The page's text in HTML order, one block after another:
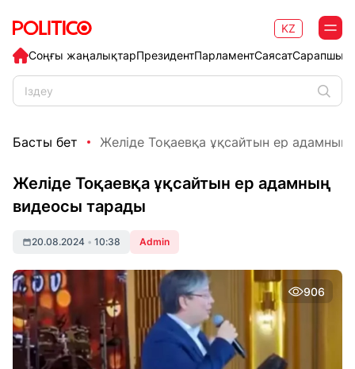
Соңғы жаңалықтарПрезидентПарламентСаясат
KZ
Басты бет Желіде Тоқаевқа ұқсайтын ер
Желіде Тоқаевқа ұқсайтын ер адамның
видеосы тарады
20.08.2024 • 10:38 Admin
906